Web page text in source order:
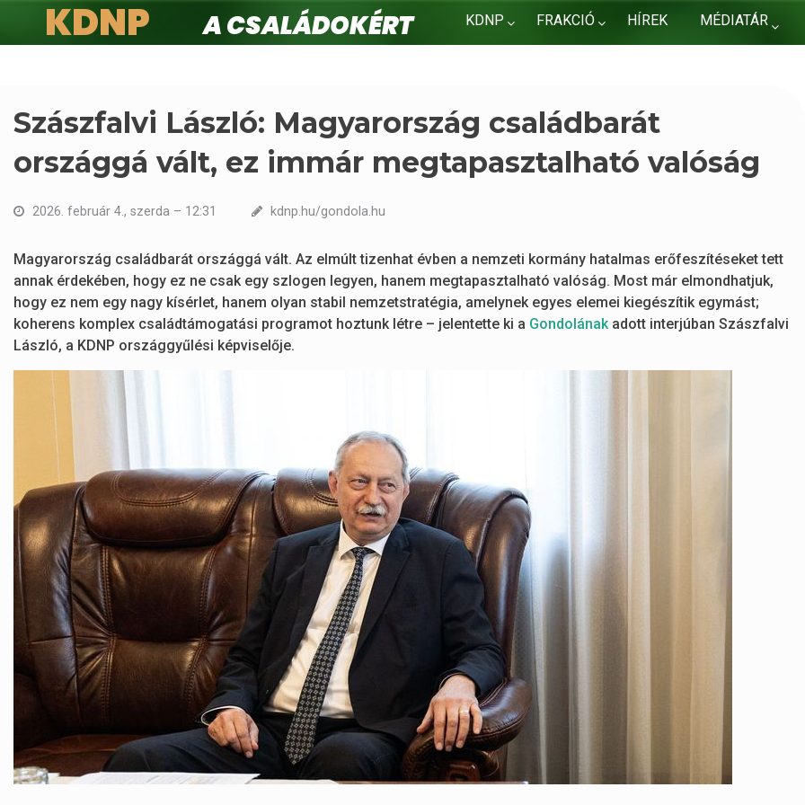
KDNP FRAKCIÓ HÍREK MÉDIATÁR
KDNP
A családokért.
Szászfalvi László: Magyarország családbarát
országgá vált, ez immár megtapasztalható valóság
2026. február 4., szerda – 12:31 kdnp.hu/gondola.hu
Magyarország családbarát országgá vált. Az elmúlt tizenhat évben a nemzeti kormány hatalmas erőfeszítéseket tett
annak érdekében, hogy ez ne csak egy szlogen legyen, hanem megtapasztalható valóság. Most már elmondhatjuk,
hogy ez nem egy nagy kísérlet, hanem olyan stabil nemzetstratégia, amelynek egyes elemei kiegészítik egymást;
koherens komplex családtámogatási programot hoztunk létre – jelentette ki a Gondolánakadott interjúban Szászfalvi
László, a KDNP országgyűlési képviselője.